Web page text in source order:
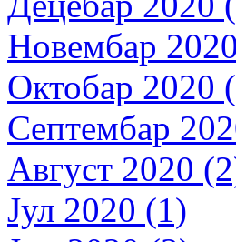
Новембар
Октобар 2020
Септембар
Август 2020
Јул 2020 (1)